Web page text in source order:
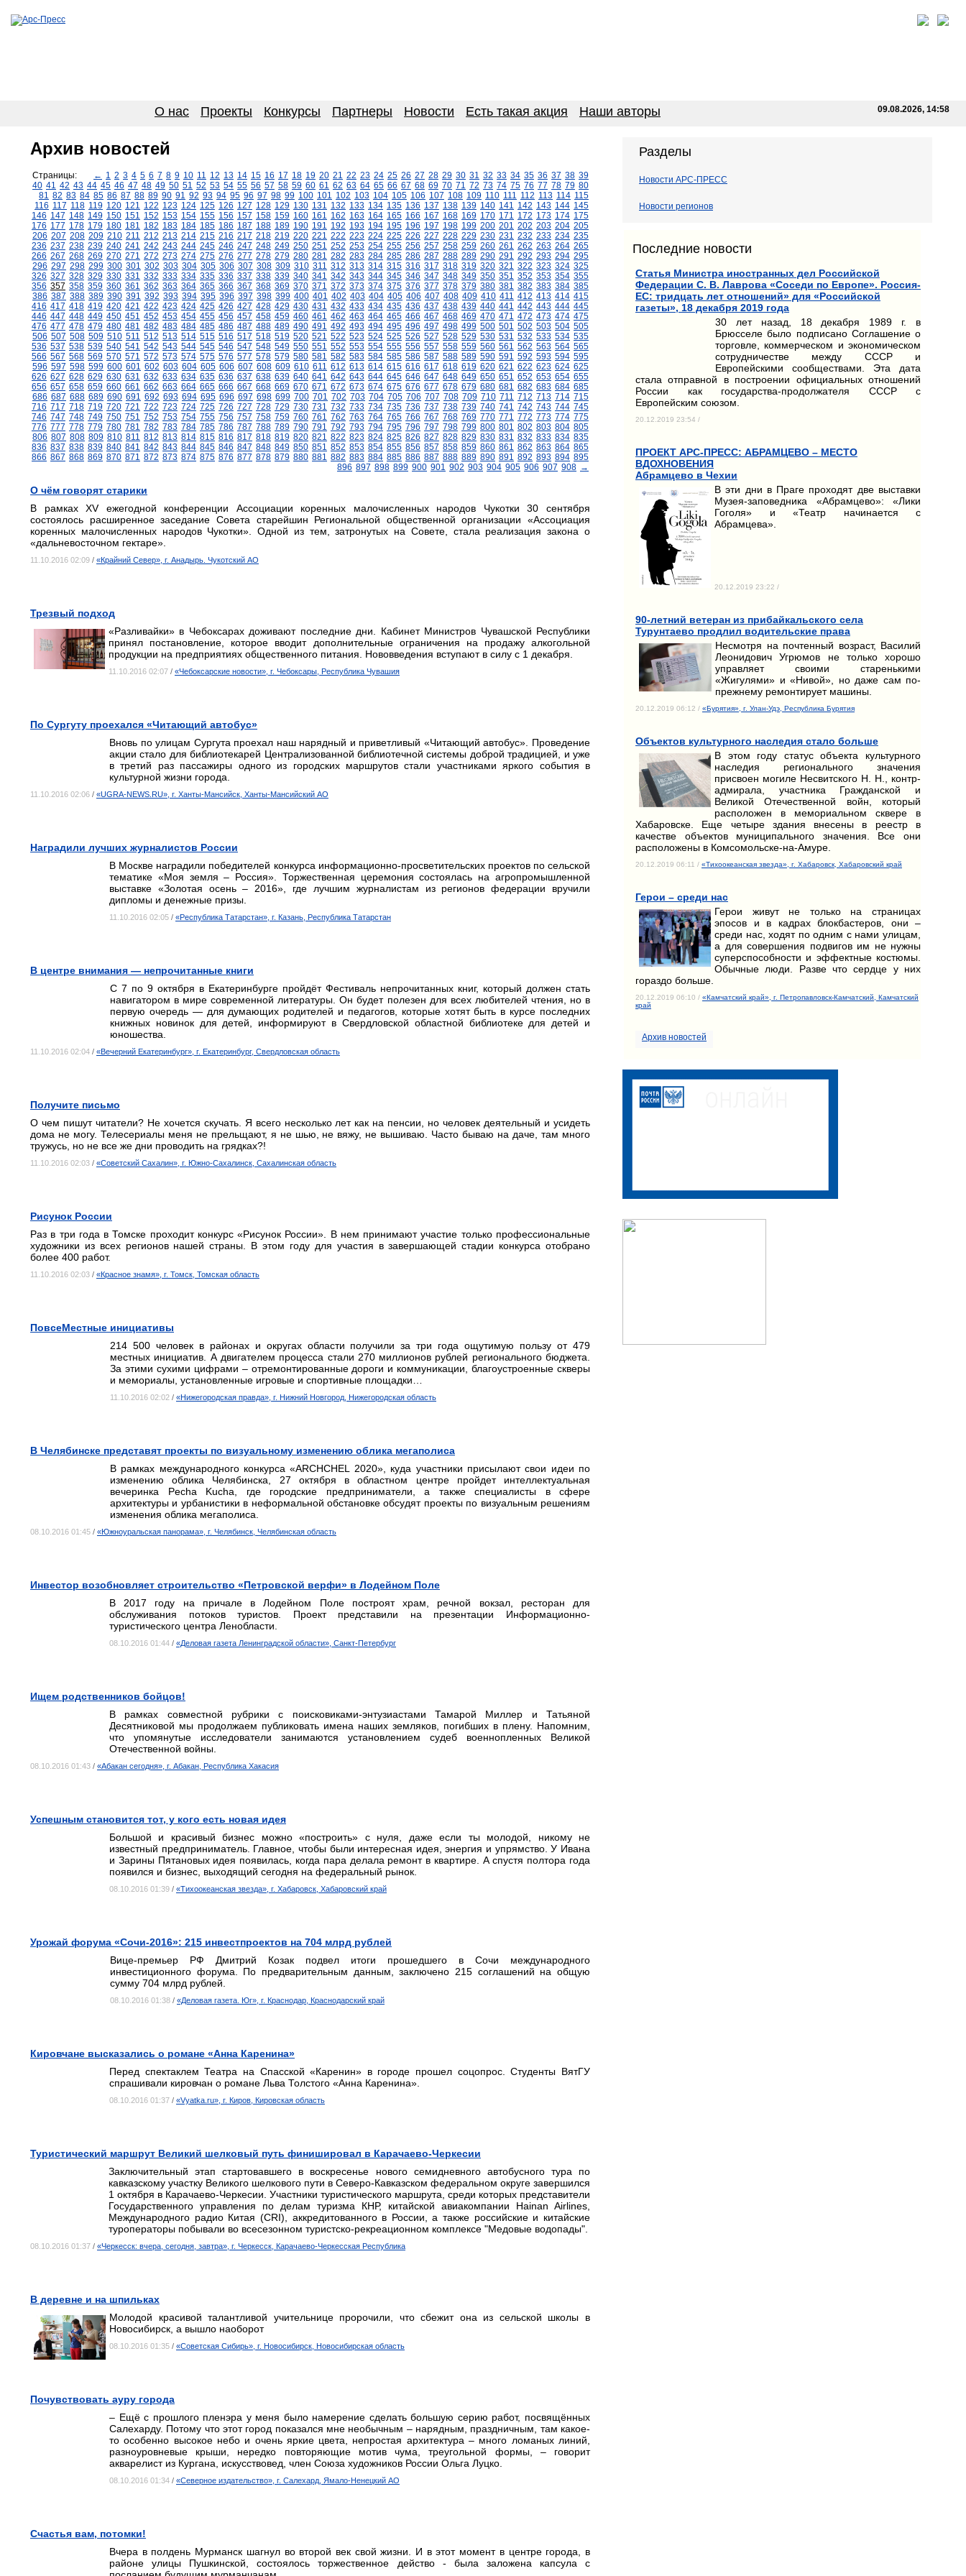
О нас Проекты Конкурсы Партнеры Новости Есть такая акция Наши авторы 09.08.2026, 14:58
Архив новостей
Страницы: ← 1 2 3 4 5 6 7 8 9 10 11 12 13 14 15 16 17 18 19 20 21 22 23 24 25 26 27 28 29 30 31 32 33 34 35 36 37 38 39
40 41 42 43 44 45 46 47 48 49 50 51 52 53 54 55 56 57 58 59 60 61 62 63 64 65 66 67 68 69 70 71 72 73 74 75 76 77 78 79 80
81 82 83 84 85 86 87 88 89 90 91 92 93 94 95 96 97 98 99 100 101 102 103 104 105 106 107 108 109 110 111 112 113 114 115
116 117 118 119 120 121 122 123 124 125 126 127 128 129 130 131 132 133 134 135 136 137 138 139 140 141 142 143 144 145
146 147 148 149 150 151 152 153 154 155 156 157 158 159 160 161 162 163 164 165 166 167 168 169 170 171 172 173 174 175
176 177 178 179 180 181 182 183 184 185 186 187 188 189 190 191 192 193 194 195 196 197 198 199 200 201 202 203 204 205
206 207 208 209 210 211 212 213 214 215 216 217 218 219 220 221 222 223 224 225 226 227 228 229 230 231 232 233 234 235
236 237 238 239 240 241 242 243 244 245 246 247 248 249 250 251 252 253 254 255 256 257 258 259 260 261 262 263 264 265
266 267 268 269 270 271 272 273 274 275 276 277 278 279 280 281 282 283 284 285 286 287 288 289 290 291 292 293 294 295
296 297 298 299 300 301 302 303 304 305 306 307 308 309 310 311 312 313 314 315 316 317 318 319 320 321 322 323 324 325
326 327 328 329 330 331 332 333 334 335 336 337 338 339 340 341 342 343 344 345 346 347 348 349 350 351 352 353 354 355
356 357 358 359 360 361 362 363 364 365 366 367 368 369 370 371 372 373 374 375 376 377 378 379 380 381 382 383 384 385
386 387 388 389 390 391 392 393 394 395 396 397 398 399 400 401 402 403 404 405 406 407 408 409 410 411 412 413 414 415
416 417 418 419 420 421 422 423 424 425 426 427 428 429 430 431 432 433 434 435 436 437 438 439 440 441 442 443 444 445
446 447 448 449 450 451 452 453 454 455 456 457 458 459 460 461 462 463 464 465 466 467 468 469 470 471 472 473 474 475
476 477 478 479 480 481 482 483 484 485 486 487 488 489 490 491 492 493 494 495 496 497 498 499 500 501 502 503 504 505
506 507 508 509 510 511 512 513 514 515 516 517 518 519 520 521 522 523 524 525 526 527 528 529 530 531 532 533 534 535
536 537 538 539 540 541 542 543 544 545 546 547 548 549 550 551 552 553 554 555 556 557 558 559 560 561 562 563 564 565
566 567 568 569 570 571 572 573 574 575 576 577 578 579 580 581 582 583 584 585 586 587 588 589 590 591 592 593 594 595
596 597 598 599 600 601 602 603 604 605 606 607 608 609 610 611 612 613 614 615 616 617 618 619 620 621 622 623 624 625
626 627 628 629 630 631 632 633 634 635 636 637 638 639 640 641 642 643 644 645 646 647 648 649 650 651 652 653 654 655
656 657 658 659 660 661 662 663 664 665 666 667 668 669 670 671 672 673 674 675 676 677 678 679 680 681 682 683 684 685
686 687 688 689 690 691 692 693 694 695 696 697 698 699 700 701 702 703 704 705 706 707 708 709 710 711 712 713 714 715
716 717 718 719 720 721 722 723 724 725 726 727 728 729 730 731 732 733 734 735 736 737 738 739 740 741 742 743 744 745
746 747 748 749 750 751 752 753 754 755 756 757 758 759 760 761 762 763 764 765 766 767 768 769 770 771 772 773 774 775
776 777 778 779 780 781 782 783 784 785 786 787 788 789 790 791 792 793 794 795 796 797 798 799 800 801 802 803 804 805
806 807 808 809 810 811 812 813 814 815 816 817 818 819 820 821 822 823 824 825 826 827 828 829 830 831 832 833 834 835
836 837 838 839 840 841 842 843 844 845 846 847 848 849 850 851 852 853 854 855 856 857 858 859 860 861 862 863 864 865
866 867 868 869 870 871 872 873 874 875 876 877 878 879 880 881 882 883 884 885 886 887 888 889 890 891 892 893 894 895
896 897 898 899 900 901 902 903 904 905 906 907 908 →
О чём говорят старики
В рамках XV ежегодной конференции Ассоциации коренных малочисленных народов Чукотки 30 сентября
состоялось расширенное заседание Совета старейшин Региональной общественной организации «Ассоциация
коренных малочисленных народов Чукотки». Одной из тем, затронутых на Совете, стала реализация закона о
«дальневосточном гектаре».
11.10.2016 02:09 / «Крайний Север», г. Анадырь. Чукотский АО
Трезвый подход
«Разливайки» в Чебоксарах доживают последние дни. Кабинет Министров Чувашской Республики
принял постановление, которое вводит дополнительные ограничения на продажу алкогольной
продукции на предприятиях общественного питания. Нововведения вступают в силу с 1 декабря.
11.10.2016 02:07 / «Чебоксарские новости», г. Чебоксары, Республика Чувашия
По Сургуту проехался «Читающий автобус»
Вновь по улицам Сургута проехал наш нарядный и приветливый «Читающий автобус». Проведение
акции стало для библиотекарей Централизованной библиотечной системы доброй традицией, и уже
в третий раз пассажиры одного из городских маршрутов стали участниками яркого события в
культурной жизни города.
11.10.2016 02:06 / «UGRA-NEWS.RU», г. Ханты-Мансийск, Ханты-Мансийский АО
Наградили лучших журналистов России
В Москве наградили победителей конкурса информационно-просветительских проектов по сельской
тематике «Моя земля – Россия». Торжественная церемония состоялась на агропромышленной
выставке «Золотая осень – 2016», где лучшим журналистам из регионов федерации вручили
дипломы и денежные призы.
11.10.2016 02:05 / «Республика Татарстан», г. Казань, Республика Татарстан
В центре внимания — непрочитанные книги
С 7 по 9 октября в Екатеринбурге пройдёт Фестиваль непрочитанных книг, который должен стать
навигатором в мире современной литературы. Он будет полезен для всех любителей чтения, но в
первую очередь — для думающих родителей и педагогов, которые хотят быть в курсе последних
книжных новинок для детей, информируют в Свердловской областной библиотеке для детей и
юношества.
11.10.2016 02:04 / «Вечерний Екатеринбург», г. Екатеринбург, Свердловская область
Получите письмо
О чем пишут читатели? Не хочется скучать. Я всего несколько лет как на пенсии, но человек деятельный и усидеть
дома не могу. Телесериалы меня не прельщают, я не шью, не вяжу, не вышиваю. Часто бываю на даче, там много
тружусь, но не все же дни проводить на грядках?!
11.10.2016 02:03 / «Советский Сахалин», г. Южно-Сахалинск, Сахалинская область
Рисунок России
Раз в три года в Томске проходит конкурс «Рисунок России». В нем принимают участие только профессиональные
художники из всех регионов нашей страны. В этом году для участия в завершающей стадии конкурса отобрано
более 400 работ.
11.10.2016 02:03 / «Красное знамя», г. Томск, Томская область
ПовсеМестные инициативы
214 500 человек в районах и округах области получили за три года ощутимую пользу от 479
местных инициатив. А двигателем процесса стали 270 миллионов рублей регионального бюджета.
За этими сухими цифрами – отремонтированные дороги и коммуникации, благоустроенные скверы
и мемориалы, установленные игровые и спортивные площадки…
11.10.2016 02:02 / «Нижегородская правда», г. Нижний Новгород, Нижегородская область
В Челябинске представят проекты по визуальному изменению облика мегаполиса
В рамках международного конкурса «ARCHCHEL 2020», куда участники присылают свои идеи по
изменению облика Челябинска, 27 октября в областном центре пройдет интеллектуальная
вечеринка Pecha Kucha, где городские предприниматели, а также специалисты в сфере
архитектуры и урбанистики в неформальной обстановке обсудят проекты по визуальным решениям
изменения облика мегаполиса.
08.10.2016 01:45 / «Южноуральская панорама», г. Челябинск, Челябинская область
Инвестор возобновляет строительство «Петровской верфи» в Лодейном Поле
В 2017 году на причале в Лодейном Поле построят храм, речной вокзал, ресторан для
обслуживания потоков туристов. Проект представили на презентации Информационно-
туристического центра Ленобласти.
08.10.2016 01:44 / «Деловая газета Ленинградской области», Санкт-Петербург
Ищем родственников бойцов!
В рамках совместной рубрики с поисковиками-энтузиастами Тамарой Миллер и Татьяной
Десятниковой мы продолжаем публиковать имена наших земляков, погибших в плену. Напомним,
что упомянутые исследователи занимаются установлением судеб военнопленных Великой
Отечественной войны.
08.10.2016 01:43 / «Абакан сегодня», г. Абакан, Республика Хакасия
Успешным становится тот, у кого есть новая идея
Большой и красивый бизнес можно «построить» с нуля, даже если ты молодой, никому не
известный предприниматель. Главное, чтобы были интересная идея, энергия и упрямство. У Ивана
и Зарины Пятановых идея появилась, когда пара делала ремонт в квартире. А спустя полтора года
появился и бизнес, выходящий сегодня на федеральный рынок.
08.10.2016 01:39 / «Тихоокеанская звезда», г. Хабаровск, Хабаровский край
Урожай форума «Сочи-2016»: 215 инвестпроектов на 704 млрд рублей
Вице-премьер РФ Дмитрий Козак подвел итоги прошедшего в Сочи международного
инвестиционного форума. По предварительным данным, заключено 215 соглашений на общую
сумму 704 млрд рублей.
08.10.2016 01:38 / «Деловая газета. Юг», г. Краснодар, Краснодарский край
Кировчане высказались о романе «Анна Каренина»
Перед спектаклем Театра на Спасской «Каренин» в городе прошел соцопрос. Студенты ВятГУ
спрашивали кировчан о романе Льва Толстого «Анна Каренина».
08.10.2016 01:37 / «Vyatka.ru», г. Киров, Кировская область
Туристический маршрут Великий шелковый путь финишировал в Карачаево-Черкесии
Заключительный этап стартовавшего в воскресенье нового семидневного автобусного тура по
кавказскому участку Великого шелкового пути в Северо-Кавказском федеральном округе завершился
1 октября в Карачаево-Черкесии. Участники туристического маршрута, среди которых представители
Государственного управления по делам туризма КНР, китайской авиакомпании Hainan Airlines,
Международного радио Китая (CRI), аккредитованного в России, а также российские и китайские
туроператоры побывали во всесезонном туристско-рекреационном комплексе "Медовые водопады".
08.10.2016 01:37 / «Черкесск: вчера, сегодня, завтра», г. Черкесск, Карачаево-Черкесская Республика
В деревне и на шпильках
Молодой красивой талантливой учительнице пророчили, что сбежит она из сельской школы в
Новосибирск, а вышло наоборот
08.10.2016 01:35 / «Советская Сибирь», г. Новосибирск, Новосибирская область
Почувствовать ауру города
– Ещё с прошлого пленэра у меня было намерение сделать большую серию работ, посвящённых
Салехарду. Потому что этот город показался мне необычным – нарядным, праздничным, там какое-
то особенно высокое небо и очень яркие цвета, непростая архитектура – много ломаных линий,
разноуровневые крыши, нередко повторяющие мотив чума, треугольной формы, – говорит
акварелист из Кургана, искусствовед, член Союза художников России Ольга Луцко.
08.10.2016 01:34 / «Северное издательство», г. Салехард, Ямало-Ненецкий АО
Счастья вам, потомки!
Вчера в полдень Мурманск шагнул во второй век свой жизни. И в этот момент в центре города, в
районе улицы Пушкинской, состоялось торжественное действо - была заложена капсула с
Разделы
Новости АРС-ПРЕСС
Новости регионов
Последние новости
Статья Министра иностранных дел Российской
Федерации С. В. Лаврова «Соседи по Европе». Россия-
ЕС: тридцать лет отношений» для «Российской
газеты», 18 декабря 2019 года
30 лет назад, 18 декабря 1989 г. в
Брюсселе было подписано Соглашение о
торговле, коммерческом и экономическом
сотрудничестве между СССР и
Европейскими сообществами. Эта дата
стала отправной в построении официальных отношений
России как государства-продолжателя СССР с
Европейским союзом.
20.12.2019 23:54 /
ПРОЕКТ АРС-ПРЕСС: АБРАМЦЕВО – МЕСТО
ВДОХНОВЕНИЯ
Абрамцево в Чехии
В эти дни в Праге проходят две выставки
Музея-заповедника «Абрамцево»: «Лики
Гоголя» и «Театр начинается с
Абрамцева».
20.12.2019 23:22 /
90-летний ветеран из прибайкальского села
Турунтаево продлил водительские права
Несмотря на почтенный возраст, Василий
Леонидович Угрюмов не только хорошо
управляет своими старенькими
«Жигулями» и «Нивой», но даже сам по-
прежнему ремонтирует машины.
20.12.2019 06:12 / «Бурятия», г. Улан-Удэ, Республика Бурятия
Объектов культурного наследия стало больше
В этом году статус объекта культурного
наследия регионального значения
присвоен могиле Несвитского Н. Н., контр-
адмирала, участника Гражданской и
Великой Отечественной войн, который
расположен в мемориальном сквере в
Хабаровске. Еще четыре здания внесены в реестр в
качестве объектов муниципального значения. Все они
расположены в Комсомольске-на-Амуре.
20.12.2019 06:11 / «Тихоокеанская звезда», г. Хабаровск, Хабаровский край
Герои – среди нас
Герои живут не только на страницах
эпосов и в кадрах блокбастеров, они –
среди нас, ходят по одним с нами улицам,
а для совершения подвигов им не нужны
суперспособности и эффектные костюмы.
Обычные люди. Разве что сердце у них
гораздо больше.
20.12.2019 06:10 / «Камчатский край», г. Петропавловск-Камчатский, Камчатский
край
Архив новостей